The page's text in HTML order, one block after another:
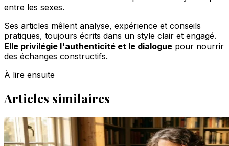
entre les sexes.
Ses articles mêlent analyse, expérience et conseils
pratiques, toujours écrits dans un style clair et engagé.
Elle privilégie l'authenticité et le dialogue pour nourrir
des échanges constructifs.
À lire ensuite
Articles similaires